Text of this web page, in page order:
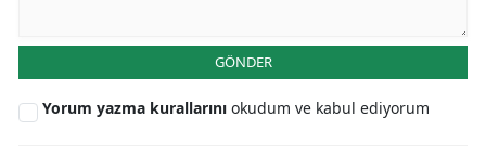
GÖNDER
Yorum yazma kurallarını okudum ve kabul ediyorum